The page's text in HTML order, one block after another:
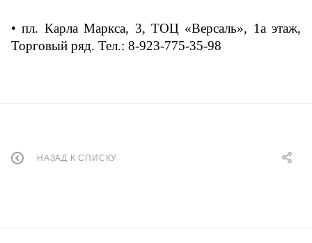
• пл. Карла Маркса, 3, ТОЦ «Версаль», 1а этаж,
Торговый ряд. Тел.: 8-923-775-35-98
НАЗАД К СПИСКУ